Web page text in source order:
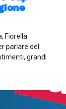
Fiorella
parlare del
grandi